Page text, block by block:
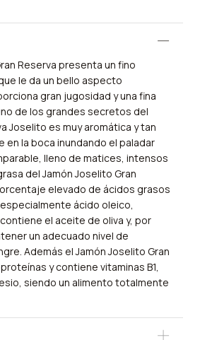
Reserva presenta un fino
le da un bello aspecto
gran jugosidad y una fina
de los grandes secretos del
Joselito es muy aromática y tan
en la boca inundando el paladar
lleno de matices, intensos
del Jamón Joselito Gran
elevado de ácidos grasos
ácido oleico,
el aceite de oliva y, por
un adecuado nivel de
Además el Jamón Joselito Gran
y contiene vitaminas B1,
siendo un alimento totalmente